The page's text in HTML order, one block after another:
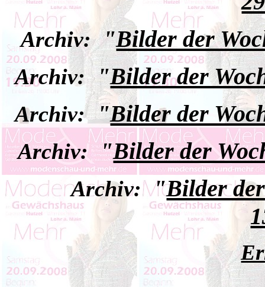
Archiv:"Bilder der
Archiv:"Bilder der
Archiv:"Bilder der
Archiv:"Bilder der
Archiv:"Bilder